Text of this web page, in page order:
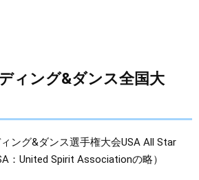
ィング&ダンス全国大
ング&ダンス選手権大会USA All Star
：United Spirit Associationの略）